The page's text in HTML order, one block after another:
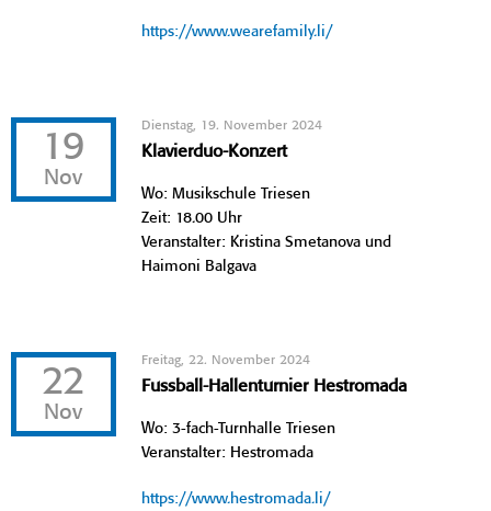
https://www.wearefamily.li/
19
Nov
Dienstag, 19. November 2024
Klavierduo-Konzert
Wo: Musikschule Triesen
Zeit: 18.00 Uhr
Veranstalter: Kristina Smetanova und
Haimoni Balgava
22
Nov
Freitag, 22. November 2024
Fussball-Hallenturnier Hestromada
Wo: 3-fach-Turnhalle Triesen
Veranstalter: Hestromada
https://www.hestromada.li/